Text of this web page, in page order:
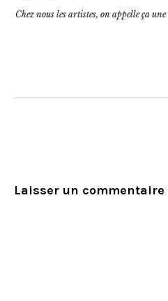
Chez nous les artistes, on appelle ça une
Laisser un commentaire